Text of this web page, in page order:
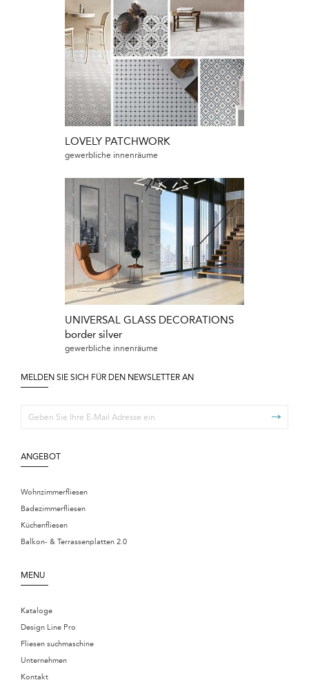
LOVELY PATCHWORK
gewerbliche innenräume
UNIVERSAL GLASS DECORATIONS
border silver
gewerbliche innenräume
MELDEN SIE SICH FÜR DEN NEWSLETTER AN
ANGEBOT
Wohnzimmerfliesen
Badezimmerfliesen
Küchenfliesen
Balkon- & Terrassenplatten 2.0
MENU
Kataloge
Design Line Pro
Fliesen suchmaschine
Unternehmen
Kontakt